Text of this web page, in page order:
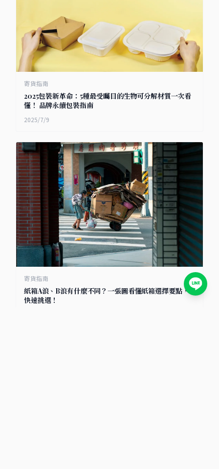
寄貨指南
2025包裝新革命：5種最受矚目的生物可分解材質一次看
懂！ 品牌永續包裝指南
2025/7/9
寄貨指南
紙箱A浪、B浪有什麼不同？一張圖看懂紙箱選擇要點，
快速挑選！